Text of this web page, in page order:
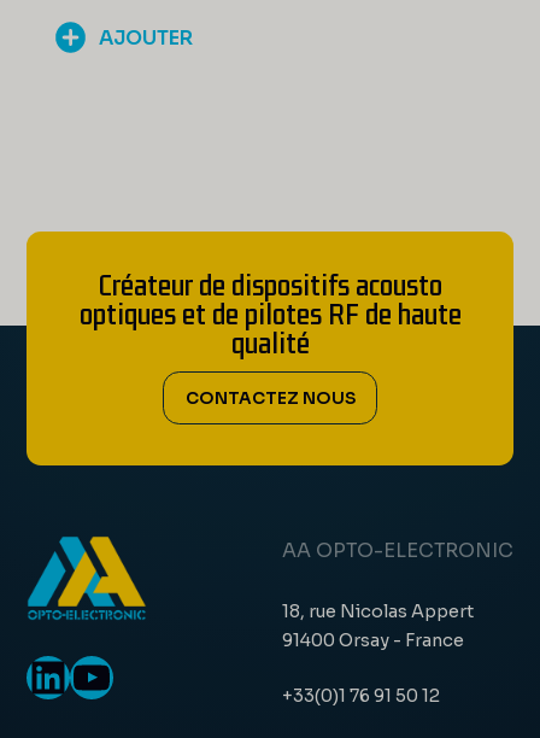
AJOUTER
Créateur de dispositifs acousto
optiques et de pilotes RF de haute
qualité
CONTACTEZ NOUS
LinkedIn
YouTube
AA OPTO-ELECTRONIC
18, rue Nicolas Appert
91400 Orsay - France
+33(0)1 76 91 50 12